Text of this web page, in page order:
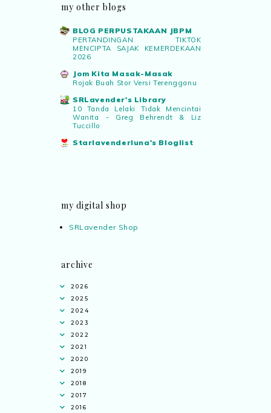
my other blogs
BLOG PERPUSTAKAAN JBPM
PERTANDINGAN TIKTOK
MENCIPTA SAJAK KEMERDEKAAN
2026
Jom Kita Masak-Masak
Rojak Buah Stor Versi Terengganu
SRLavender's Library
10 Tanda Lelaki Tidak Mencintai
Wanita - Greg Behrendt & Liz
Tuccillo
Starlavenderluna's Bloglist
my digital shop
SRLavender Shop
archive
2026
2025
2024
2023
2022
2021
2020
2019
2018
2017
2016